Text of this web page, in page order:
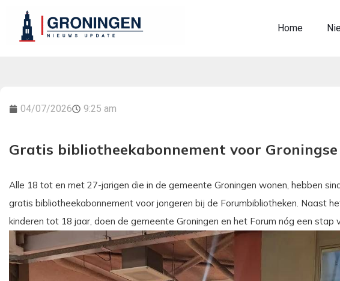
Home
04/07/2026 9:25 am
Gratis bibliotheekabonnement voor
Alle 18 tot en met 27-jarigen die in de gemeente Groningen wonen, hebben
gratis bibliotheekabonnement voor jongeren bij de Forumbibliotheken. Naast
kinderen tot 18 jaar, doen de gemeente Groningen en het Forum nóg een stap